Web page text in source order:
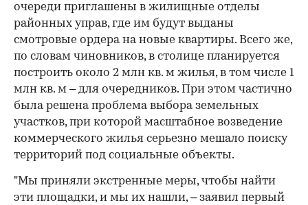
очереди приглашены в жилищные отделы
районных управ, где им будут выданы
смотровые ордера на новые квартиры. Всего же,
по словам чиновников, в столице планируется
построить около 2 млн кв. м жилья, в том числе 1
млн кв. м – для очередников. При этом частично
была решена проблема выбора земельных
участков, при которой масштабное возведение
коммерческого жилья серьезно мешало поиску
территорий под социальные объекты.
"Мы приняли экстренные меры, чтобы найти
эти площадки, и мы их нашли, – заявил первый